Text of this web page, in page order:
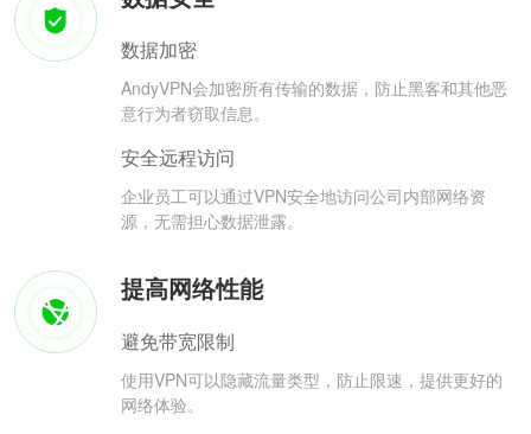
数据加密
AndyVPN会加密所有传输的数据，防止黑客和其他恶
意行为者窃取信息。
安全远程访问
企业员工可以通过VPN安全地访问公司内部网络资
源，无需担心数据泄露。
提高网络性能
避免带宽限制
使用VPN可以隐藏流量类型，防止限速，提供更好的
网络体验。